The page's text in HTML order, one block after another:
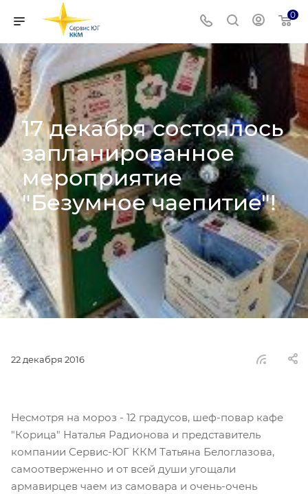
0
17 декабря состоялось
запланированное
мероприятие
"Безумное чаепитие"!
22 декабря 2016
Несмотря на мороз - 12 градусов, шеф-повар кафе
"Корица" Наталья Радионова и представитель
компании Сервис-ЮГ ККМ Татьяна Белоглазова,
самоотверженно и от всей души угощали
армавирцев чаем из самовара и очень-очень